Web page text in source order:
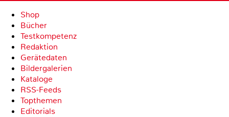
Shop
Bücher
Testkompetenz
Redaktion
Gerätedaten
Bildergalerien
Kataloge
RSS-Feeds
Topthemen
Editorials